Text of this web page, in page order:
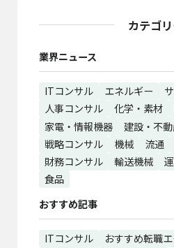
カテゴ
業界ニュース
ITコンサル エネルギー
人事コンサル
化学・素材
家電・情報機器
建設・不
戦略コンサル
機械 流通
財務コンサル
輸送機械
食品
おすすめ記事
ITコンサル
おすすめ転職